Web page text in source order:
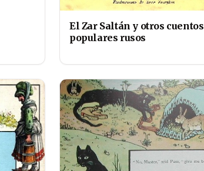
El Zar Saltán y otros cuentos
populares rusos